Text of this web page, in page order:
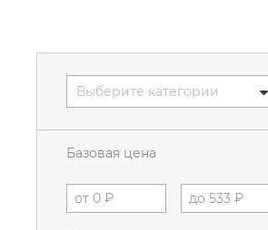
Выберите категории
Базовая цена